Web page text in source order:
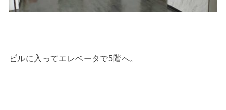
ビルに入ってエレベータで5階へ。